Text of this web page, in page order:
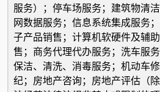
服务）；停车场服务；建筑物清
网数据服务；信息系统集成服务
子产品销售；计算机软硬件及辅
售；商务代理代办服务；洗车服
保洁、清洗、消毒服务；机动车
纪；房地产咨询；房地产评估（